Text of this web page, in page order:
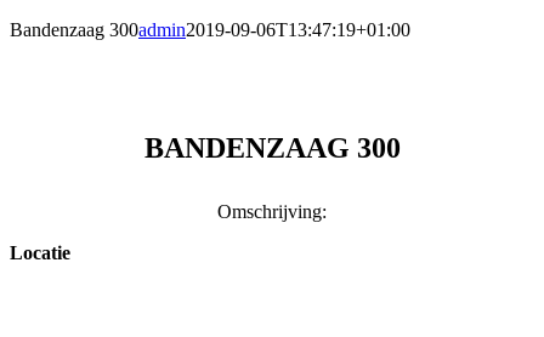
Bandenzaag 300admin2019-09-06T13:47:19+01:00
BANDENZAAG 300
Omschrijving:
Locatie